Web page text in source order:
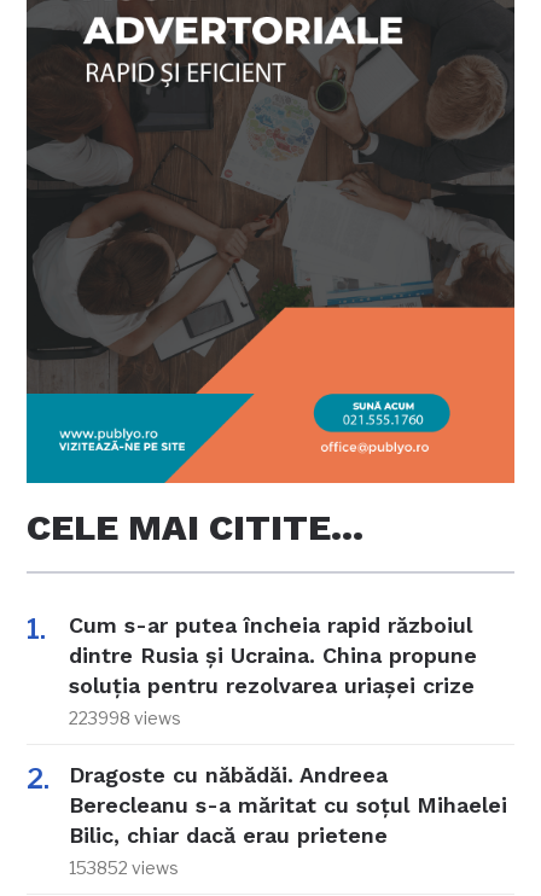
CELE MAI CITITE…
Cum s-ar putea încheia rapid războiul
dintre Rusia și Ucraina. China propune
soluția pentru rezolvarea uriașei crize
223998 views
Dragoste cu năbădăi. Andreea
Berecleanu s-a măritat cu soțul Mihaelei
Bilic, chiar dacă erau prietene
153852 views